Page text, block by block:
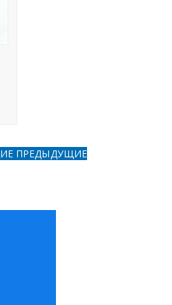
ПРЕДЫДУЩИЕ